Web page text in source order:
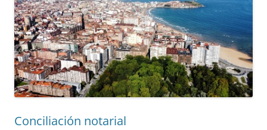
Conciliación notarial